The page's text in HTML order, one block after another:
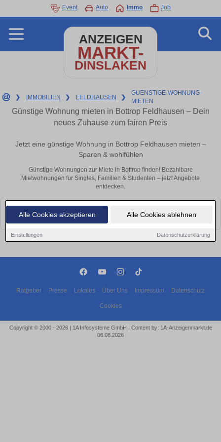
Alle Cookies akzeptieren Alle Cookies ablehnen
Einstellungen Datenschutzerklärung
Event Auto Immo Job
ANZEIGEN
MARKT-
DINSLAKEN
❯ IMMOBILIEN ❯ FELDHAUSEN ❯
GUENSTIGE-WOHNUNG-
MIETEN
Günstige Wohnung mieten in Bottrop Feldhausen – Dein
neues Zuhause zum fairen Preis
Jetzt eine günstige Wohnung in Bottrop Feldhausen mieten –
Sparen & wohlfühlen
Günstige Wohnungen zur Miete in Bottrop finden! Bezahlbare
Mietwohnungen für Singles, Familien & Studenten – jetzt Angebote
entdecken.
Leider konnten wir derzeit keine passenden Objekte finden. Schauen Sie
bald wieder vorbei!
Ratgeber Presse Lokales Über Uns Impressum Datenschutz
Cookies
Copyright © 2000 - 2026 | 1A Infosysteme GmbH | Content by: 1A-Anzeigenmarkt.de
06.08.2026